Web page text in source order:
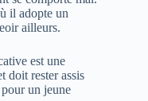
il adopte un
ailleurs.
est une
doit rester assis
un jeune